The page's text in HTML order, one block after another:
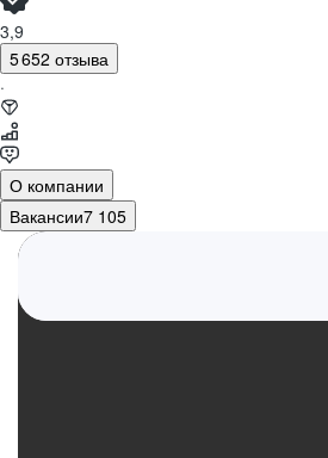
3,9
5 652 отзыва
·
О компании
Вакансии7 105